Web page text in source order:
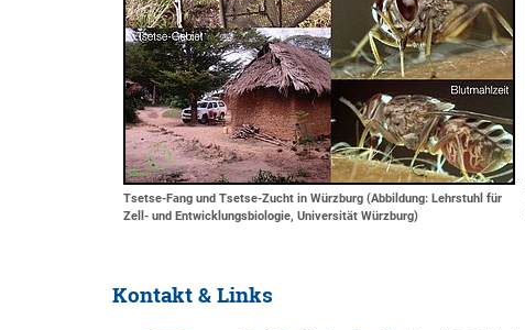
Tsetse-Fang und Tsetse-Zucht in Würzburg (Abbildung: Lehrstuhl für
Zell- und Entwicklungsbiologie, Universität Würzburg)
Kontakt & Links